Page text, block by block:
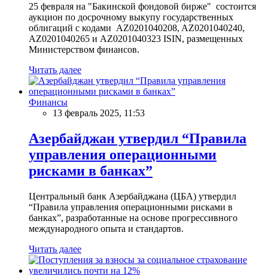
25 февраля на "Бакинской фондовой бирже" состоится
аукцион по досрочному выкупу государственных
облигаций с кодами AZ0201040208, AZ0201040240,
AZ0201040265 и AZ0201040323 ISIN, размещенных
Министерством финансов.
Читать далее
Финансы
13 февраль 2025, 11:53
Азербайджан утвердил “Правила
управления операционными
рисками в банках”
Центральный банк Азербайджана (ЦБА) утвердил
“Правила управления операционными рисками в
банках”, разработанные на основе прогрессивного
международного опыта и стандартов.
Читать далее